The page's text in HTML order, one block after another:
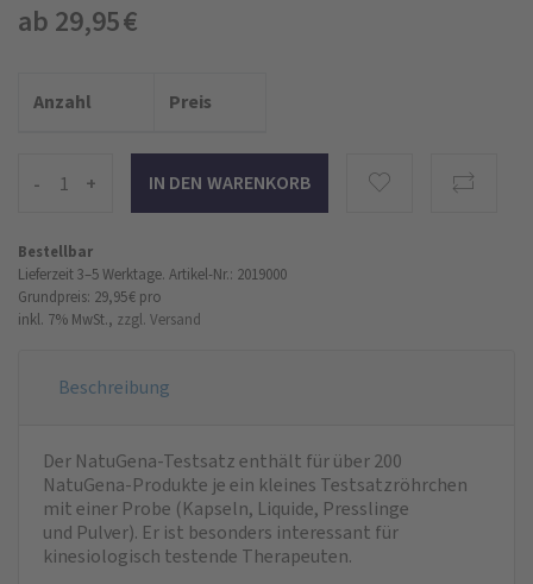
ab 29,95 €
Anzahl Preis
- +
Bestellbar
Lieferzeit 3–5 Werktage. Artikel-Nr.: 2019000
Grundpreis: 29,95 € pro
inkl. 7% MwSt., zzgl. Versand
Beschreibung
Der NatuGena-Testsatz enthält für über 200
NatuGena-Produkte je ein kleines Testsatzröhrchen
mit einer Probe (Kapseln, Liquide, Presslinge
und Pulver). Er ist besonders interessant für
kinesiologisch testende Therapeuten.